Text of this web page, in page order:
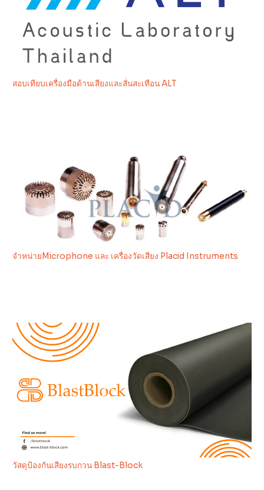
สอบเทียบเครื่องมือด้านเสียงและสั่นสะเทือน ALT
จำหน่ายMicrophone และ เครื่องวัดเสียง Placid Instruments
วัสดุป้องกันเสียงรบกวน Blast-Block